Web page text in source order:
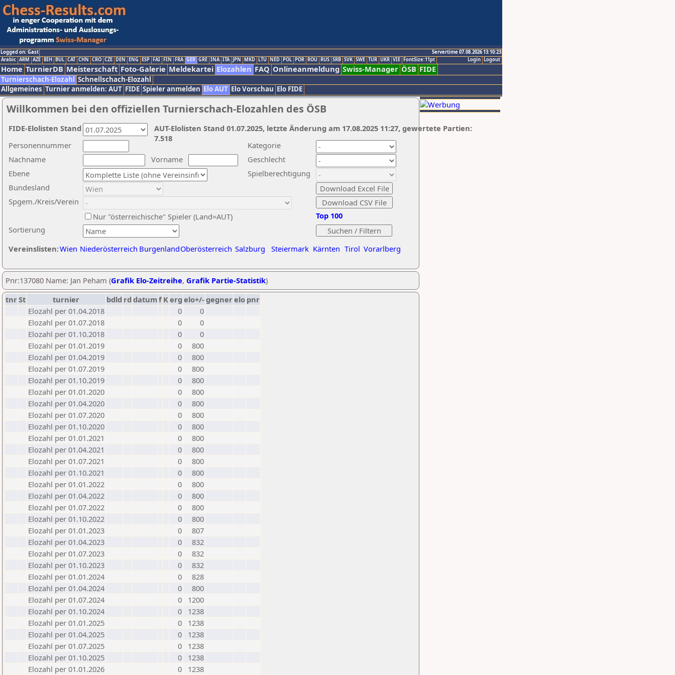
Logged on: Gast
Servertime 07.08.2026 13:10:23
Logout
Login
Arabic ARM AZE BIH BUL CAT CHN CRO CZE DEN ENG ESP FAI FIN FRA GER GRE INA ITA JPN MKD LTU NED POL POR ROU RUS SRB SVK SWE TUR UKR VIE FontSize:11pt
Home TurnierDB Meisterschaft Foto-Galerie Meldekartei Elozahlen FAQ Onlineanmeldung Swiss-Manager ÖSB FIDE
Turnierschach-Elozahl Schnellschach-Elozahl
Allgemeines Turnier anmelden: AUT FIDE Spieler anmelden Elo AUT Elo Vorschau Elo FIDE
Willkommen bei den offiziellen Turnierschach-Elozahlen des ÖSB
Nachname
Vorname
Ebene
Kategorie
Sortierung
Personennummer
Bundesland
Spgem./Kreis/Verein
Geschlecht
Nur "österreichische" Spieler (Land=AUT)
Spielberechtigung
Vereinslisten:Wien Niederösterreich BurgenlandOberösterreich Salzburg Steiermark Kärnten Tirol Vorarlberg
Top 100
AUT-Elolisten Stand 01.07.2025, letzte Änderung am 17.08.2025 11:27, gewertete Partien:
7.518
FIDE-Elolisten Stand
Pnr:137080 Name: Jan Peham (Grafik Elo-Zeitreihe, Grafik Partie-Statistik)
tnrSt turnier bdld rd datumf Kerg elo+/-gegnerelo pnr
Elozahl per 01.04.2018
0
0
Elozahl per 01.07.2018
0
0
Elozahl per 01.10.2018
0
0
Elozahl per 01.01.2019
0
800
Elozahl per 01.04.2019
0
800
Elozahl per 01.07.2019
0
800
Elozahl per 01.10.2019
0
800
Elozahl per 01.01.2020
0
800
Elozahl per 01.04.2020
0
800
Elozahl per 01.07.2020
0
800
Elozahl per 01.10.2020
0
800
Elozahl per 01.01.2021
0
800
Elozahl per 01.04.2021
0
800
Elozahl per 01.07.2021
0
800
Elozahl per 01.10.2021
0
800
Elozahl per 01.01.2022
0
800
Elozahl per 01.04.2022
0
800
Elozahl per 01.07.2022
0
800
Elozahl per 01.10.2022
0
800
Elozahl per 01.01.2023
0
807
Elozahl per 01.04.2023
0
832
Elozahl per 01.07.2023
0
832
Elozahl per 01.10.2023
0
832
Elozahl per 01.01.2024
0
828
Elozahl per 01.04.2024
0
800
Elozahl per 01.07.2024
0
1200
Elozahl per 01.10.2024
0
1238
Elozahl per 01.01.2025
0
1238
Elozahl per 01.04.2025
0
1238
Elozahl per 01.07.2025
0
1238
Elozahl per 01.10.2025
0
1238
Elozahl per 01.01.2026
0 1238